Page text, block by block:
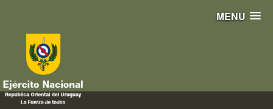
MENU
cursos